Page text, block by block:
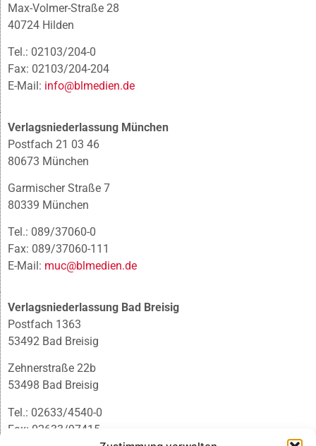
Max-Volmer-Straße 28
40724 Hilden
Tel.: 02103/204-0
Fax: 02103/204-204
E-Mail: info@blmedien.de
Verlagsniederlassung München
Postfach 21 03 46
80673 München
Garmischer Straße 7
80339 München
Tel.: 089/37060-0
Fax: 089/37060-111
E-Mail: muc@blmedien.de
Verlagsniederlassung Bad Breisig
Postfach 1363
53492 Bad Breisig
Zehnerstraße 22b
53498 Bad Breisig
Tel.: 02633/4540-0
Fax: 02633/97415